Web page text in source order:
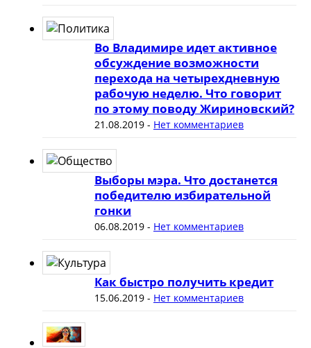
Во Владимире идет активное
обсуждение возможности
перехода на четырехдневную
рабочую неделю. Что говорит
по этому поводу Жириновский?
21.08.2019- Нет комментариев
Выборы мэра. Что достанется
победителю избирательной
гонки
06.08.2019- Нет комментариев
Как быстро получить кредит
15.06.2019- Нет комментариев